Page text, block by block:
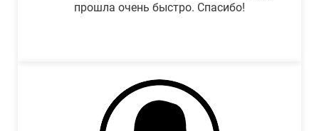
прошла очень быстро. Спасибо!